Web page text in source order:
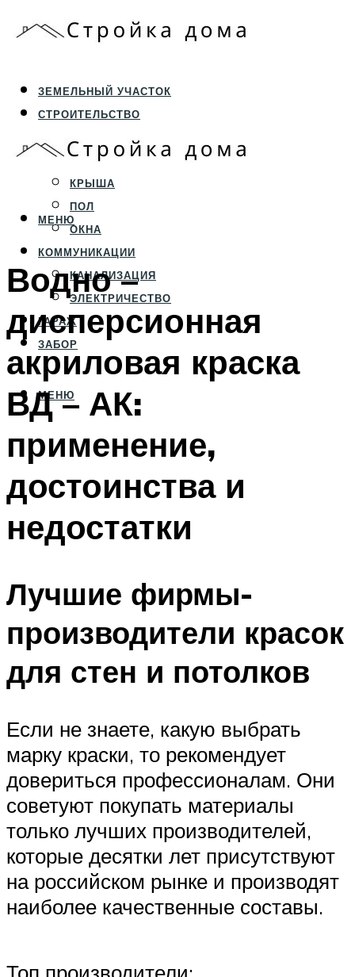
ЗЕМЕЛЬНЫЙ УЧАСТОК
СТРОИТЕЛЬСТВО
ФУНДАМЕНТ И ЦОКОЛЬ
ПЕРЕКРЫТИЯ И СТЕНЫ
КРЫША
ПОЛ
ОКНА
КОММУНИКАЦИИ
КАНАЛИЗАЦИЯ
ЭЛЕКТРИЧЕСТВО
ГАРАЖ
ЗАБОР
МЕНЮ
МЕНЮ
Водно –
дисперсионная
акриловая краска
ВД – АК:
применение,
достоинства и
недостатки
Лучшие фирмы-
производители красок
для стен и потолков
Если не знаете, какую выбрать
марку краски, то рекомендует
довериться профессионалам. Они
советуют покупать материалы
только лучших производителей,
которые десятки лет присутствуют
на российском рынке и производят
наиболее качественные составы.